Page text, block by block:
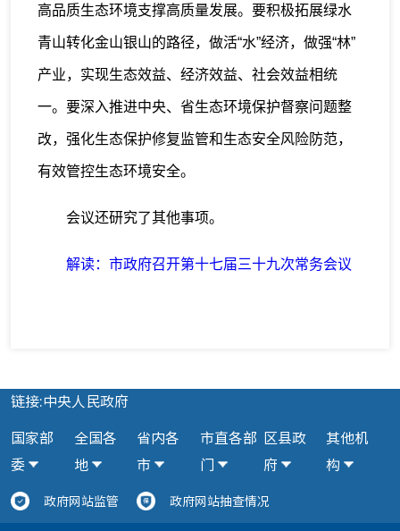
高品质生态环境支撑高质量发展。要积极拓展绿水
青山转化金山银山的路径，做活“水”经济，做强“林”
产业，实现生态效益、经济效益、社会效益相统
一。要深入推进中央、省生态环境保护督察问题整
改，强化生态保护修复监管和生态安全风险防范，
有效管控生态环境安全。
会议还研究了其他事项。
解读：市政府召开第十七届三十九次常务会议
链接:中央人民政府
国家部
委
全国各
地
省内各
市
市直各部
门
区县政
府
其他机
构
政府网站监管 政府网站抽查情况